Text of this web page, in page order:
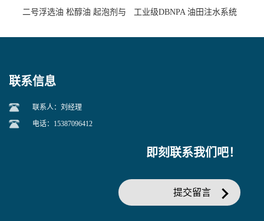
二号浮选油 松醇油 起泡剂与
工业级DBNPA 油田注水系统
联系信息
联系人：刘经理
电话：15387096412
即刻联系我们吧！
提交留言